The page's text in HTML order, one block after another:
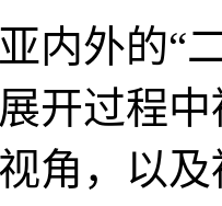
内外的“
开过程
角，以